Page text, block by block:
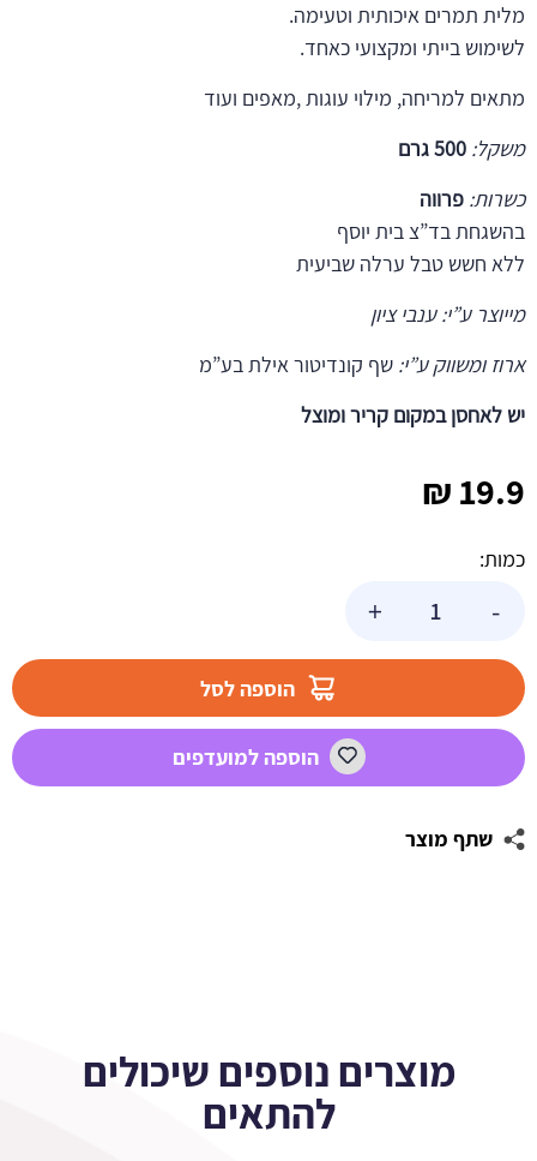
19.9
₪
כמות:
-
גר'
+
הוספה לסל
הוספה למועדפים
שתף מוצר
מלית תמרים איכותית וטעימה.
לשימוש בייתי ומקצועי כאחד.
מתאים למריחה, מילוי עוגות ,מאפים ועוד
משקל: 500 גרם
כשרות: פרווה
בהשגחת בד”צ בית יוסף
ללא חשש טבל ערלה שביעית
מייוצר ע”י: ענבי ציון
ארוז ומשווק ע”י: שף קונדיטור אילת בע”מ
יש לאחסן במקום קריר ומוצל
מוצרים נוספים שיכולים
להתאים